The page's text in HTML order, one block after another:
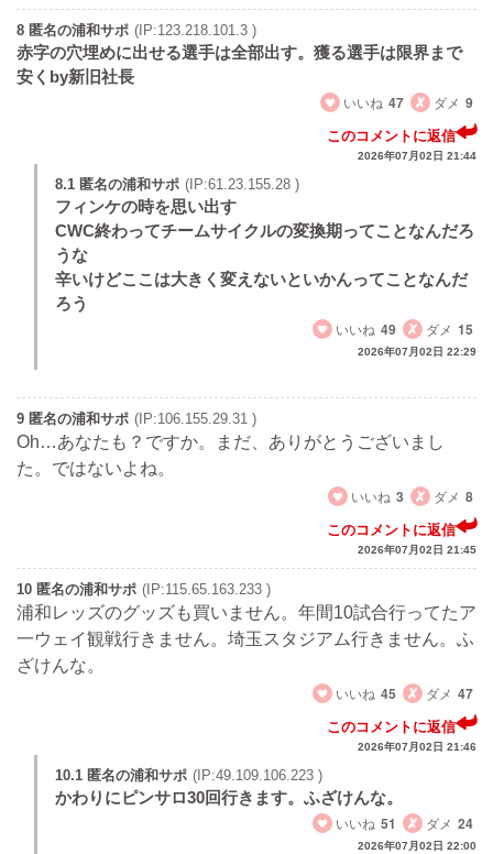
8 匿名の浦和サポ (IP:123.218.101.3 )
赤字の穴埋めに出せる選手は全部出す。獲る選手は限界まで
安くby新旧社長
いいね 47 ダメ 9
このコメントに返信
2026年07月02日 21:44
8.1 匿名の浦和サポ (IP:61.23.155.28 )
フィンケの時を思い出す
CWC終わってチームサイクルの変換期ってことなんだろ
うな
辛いけどここは大きく変えないといかんってことなんだ
ろう
いいね 49 ダメ 15
2026年07月02日 22:29
9 匿名の浦和サポ (IP:106.155.29.31 )
Oh…あなたも？ですか。まだ、ありがとうございまし
た。ではないよね。
いいね 3 ダメ 8
このコメントに返信
2026年07月02日 21:45
10 匿名の浦和サポ (IP:115.65.163.233 )
浦和レッズのグッズも買いません。年間10試合行ってたア
一ウェイ観戦行きません。埼玉スタジアム行きません。ふ
ざけんな。
いいね 45 ダメ 47
このコメントに返信
2026年07月02日 21:46
10.1 匿名の浦和サポ (IP:49.109.106.223 )
かわりにピンサロ30回行きます。ふざけんな。
いいね 51 ダメ 24
2026年07月02日 22:00